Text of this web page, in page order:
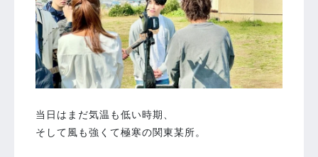
当日はまだ気温も低い時期、
そして風も強くて極寒の関東某所。